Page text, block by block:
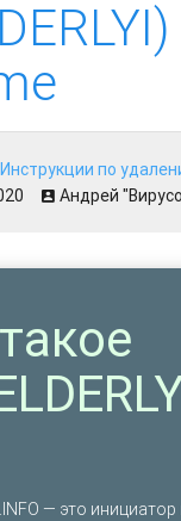
Инструкции по
Андрей
— это